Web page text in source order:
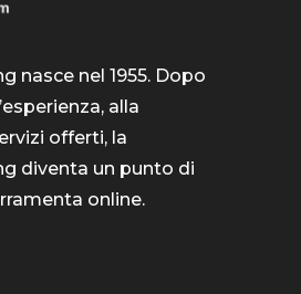
nasce nel 1955. Dopo
alla
offerti, la
diventa un punto di
online.